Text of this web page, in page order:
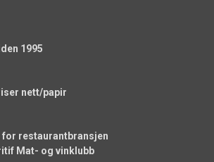
1995
nett/papir
for restaurantbransjen
Mat- og vinklubb